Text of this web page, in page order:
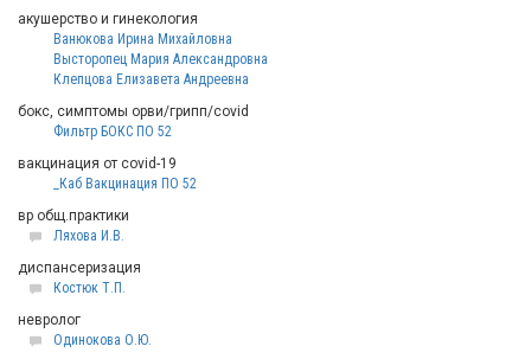
акушерство и гинекология
Ванюкова Ирина Михайловна
Высторопец Мария Александровна
Клепцова Елизавета Андреевна
бокс, симптомы орви/грипп/covid
Фильтр БОКС ПО 52
вакцинация от covid-19
_Каб Вакцинация ПО 52
вр общ.практики
Ляхова И.В.
диспансеризация
Костюк Т.П.
невролог
Одинокова О.Ю.